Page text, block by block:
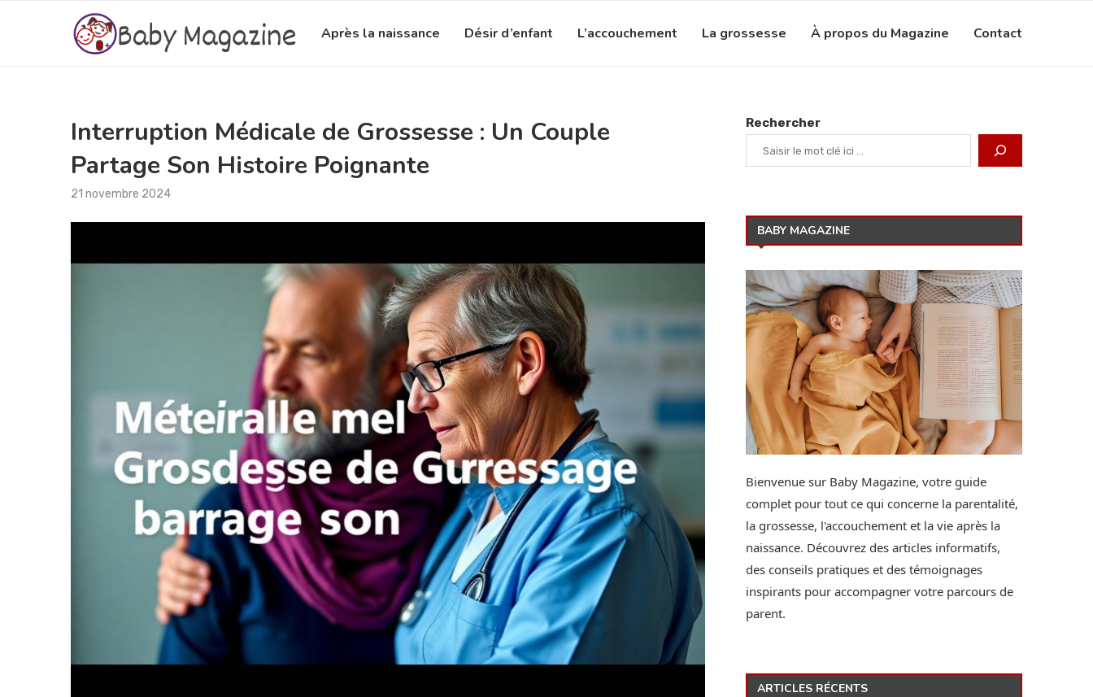
Après la naissance Désir d’enfant L’accouchement La grossesse À propos du Magazine Contact
Interruption Médicale de Grossesse : Un Couple
Partage Son Histoire Poignante
21 novembre 2024
Rechercher
BABY MAGAZINE
Bienvenue sur Baby Magazine, votre guide
complet pour tout ce qui concerne la parentalité,
la grossesse, l'accouchement et la vie après la
naissance. Découvrez des articles informatifs,
des conseils pratiques et des témoignages
inspirants pour accompagner votre parcours de
parent.
ARTICLES RÉCENTS